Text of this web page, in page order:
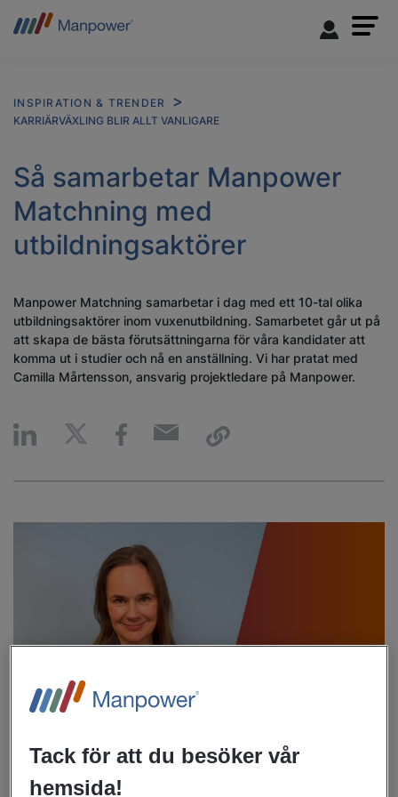
INSPIRATION & TRENDER
KARRIÄRVÄXLING BLIR ALLT VANLIGARE
Så samarbetar Manpower
Matchning med
utbildningsaktörer
Manpower Matchning samarbetar i dag med ett 10-tal olika
utbildningsaktörer inom vuxenutbildning. Samarbetet går ut på
att skapa de bästa förutsättningarna för våra kandidater att
komma ut i studier och nå en anställning. Vi har pratat med
Camilla Mårtensson, ansvarig projektledare på Manpower.
Dagens arbetsmarknad ställer höga krav på kompetensutveckling och vi ser
att karriärväxling blir allt vanligare. Manpower är en snabbfotad organisation
Tack för att du besöker vår
hemsida!